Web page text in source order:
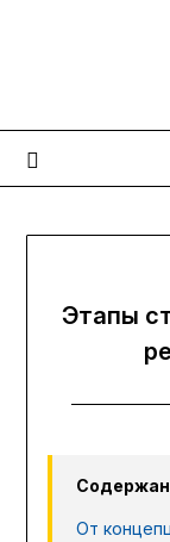
Этапы
От